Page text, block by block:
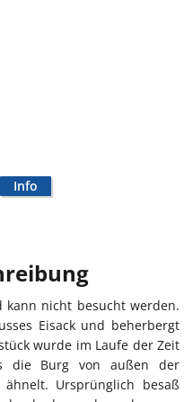
Info
kann nicht besucht werden.
Eisack und beherbergt
wurde im Laufe der Zeit
die Burg von außen der
Ursprünglich besaß